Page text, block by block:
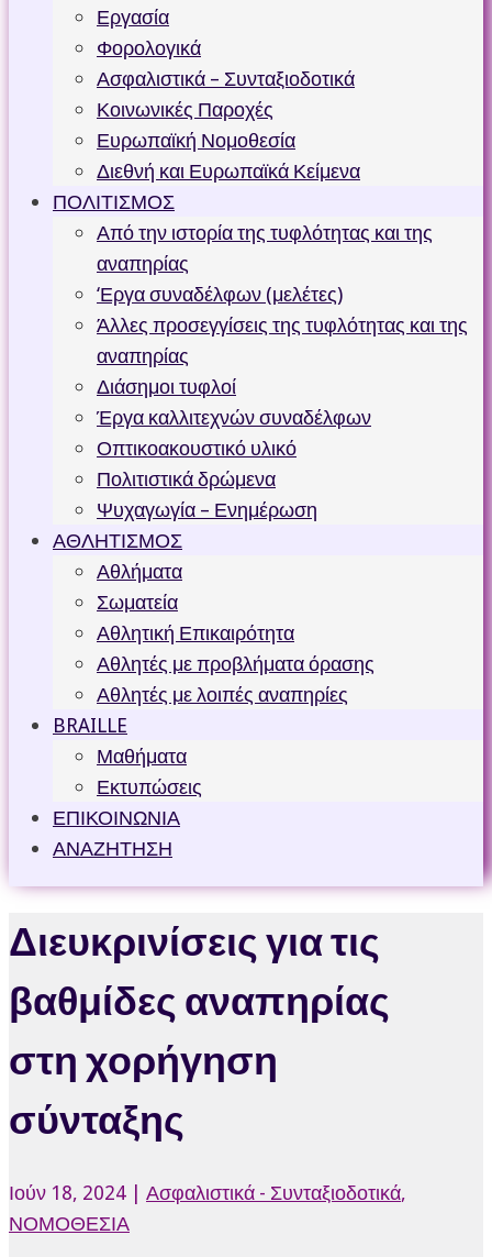
Εργασία
Φορολογικά
Ασφαλιστικά – Συνταξιοδοτικά
Κοινωνικές Παροχές
Ευρωπαϊκή Νομοθεσία
Διεθνή και Ευρωπαϊκά Κείμενα
ΠΟΛΙΤΙΣΜΟΣ
Από την ιστορία της τυφλότητας και της
αναπηρίας
‘Εργα συναδέλφων (μελέτες)
Άλλες προσεγγίσεις της τυφλότητας και της
αναπηρίας
Διάσημοι τυφλοί
Έργα καλλιτεχνών συναδέλφων
Οπτικοακουστικό υλικό
Πολιτιστικά δρώμενα
Ψυχαγωγία – Ενημέρωση
ΑΘΛΗΤΙΣΜΟΣ
Αθλήματα
Σωματεία
Αθλητική Επικαιρότητα
Αθλητές με προβλήματα όρασης
Αθλητές με λοιπές αναπηρίες
BRAILLE
Μαθήματα
Εκτυπώσεις
ΕΠΙΚΟΙΝΩΝΙΑ
ΑΝΑΖΗΤΗΣΗ
Διευκρινίσεις για τις
βαθμίδες αναπηρίας
στη χορήγηση
σύνταξης
Ιούν 18, 2024 | Ασφαλιστικά - Συνταξιοδοτικά,
ΝΟΜΟΘΕΣΙΑ